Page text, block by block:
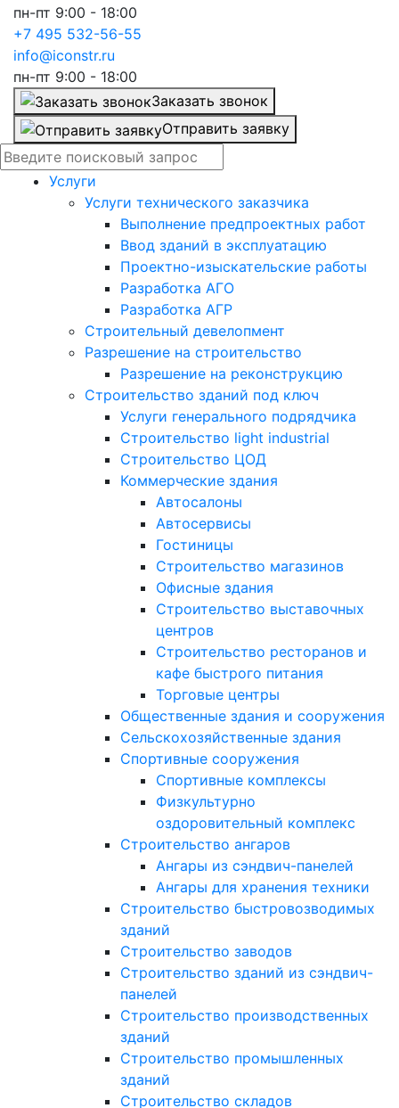
пн-пт 9:00 - 18:00
+7 495 532-56-55
info@iconstr.ru
пн-пт 9:00 - 18:00
Заказать звонок
Отправить заявку
Услуги
Услуги технического заказчика
Выполнение предпроектных работ
Ввод зданий в эксплуатацию
Проектно-изыскательские работы
Разработка АГО
Разработка АГР
Строительный девелопмент
Разрешение на строительство
Разрешение на реконструкцию
Строительство зданий под ключ
Услуги генерального подрядчика
Строительство light industrial
Строительство ЦОД
Коммерческие здания
Автосалоны
Автосервисы
Гостиницы
Строительство магазинов
Офисные здания
Строительство выставочных
центров
Строительство ресторанов и
кафе быстрого питания
Торговые центры
Общественные здания и сооружения
Сельскохозяйственные здания
Спортивные сооружения
Спортивные комплексы
Физкультурно
оздоровительный комплекс
Строительство ангаров
Ангары из сэндвич-панелей
Ангары для хранения техники
Строительство быстровозводимых
зданий
Строительство заводов
Строительство зданий из сэндвич-
панелей
Строительство производственных
зданий
Строительство промышленных
зданий
Строительство складов